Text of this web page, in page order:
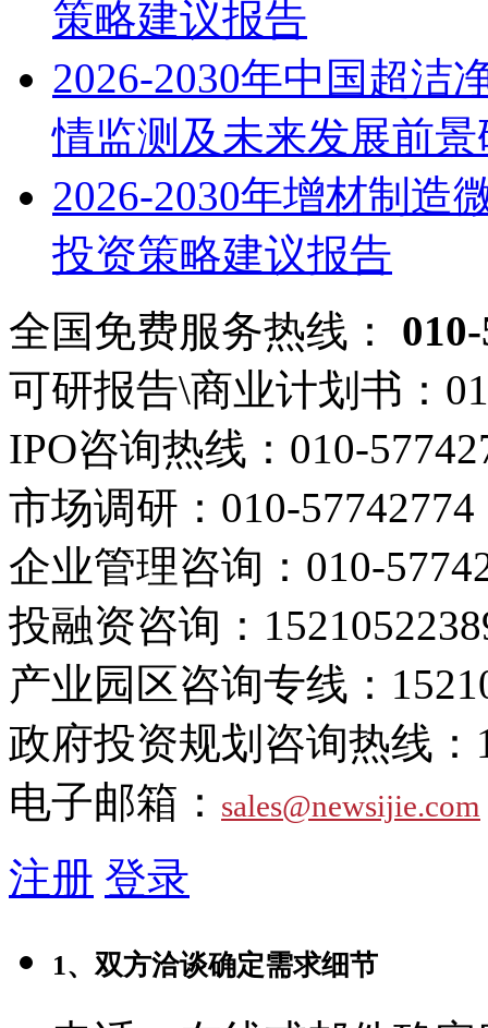
策略建议报告
2026-2030年中国超洁
情监测及未来发展前
2026-2030年增材制造
投资策略建议报告
全国免费服务热线：
可研报告\商业计划书：
IPO咨询热线： 010-
市场调研： 010-57742774
企业管理咨询： 010-
投融资咨询：
产业园区咨询专线：
政府投资规划咨询热线：
电子邮箱： sales@newsijie.com
注册 登录
1、双方洽谈确定需求细节